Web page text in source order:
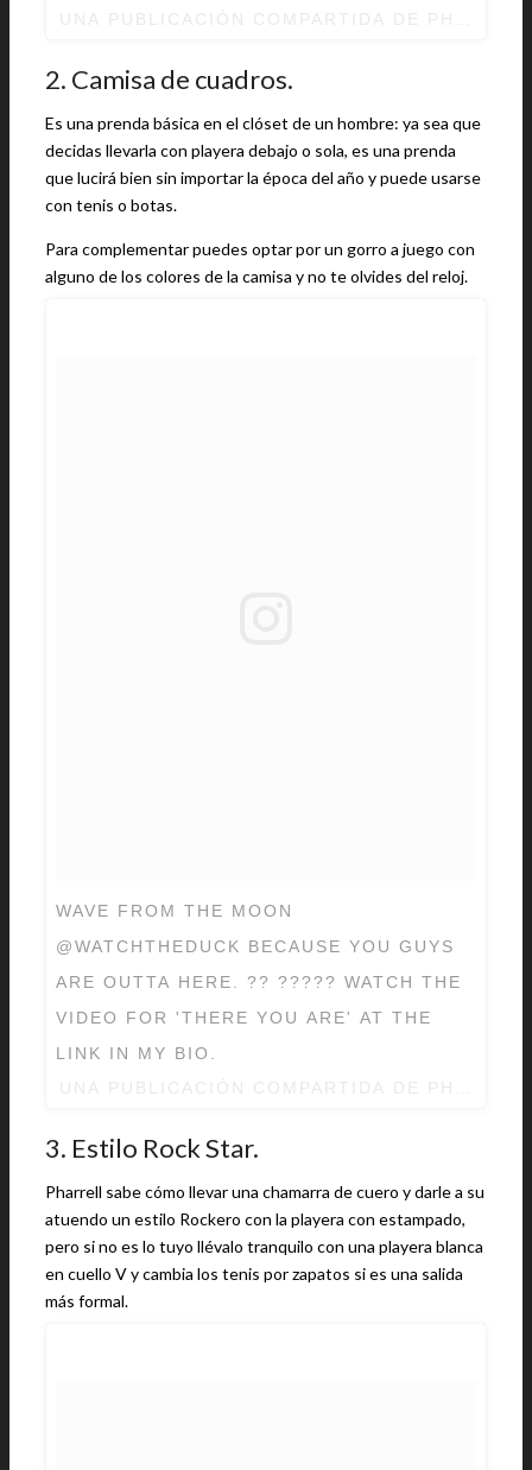
2. Camisa de cuadros.
Es una prenda básica en el clóset de un hombre: ya sea que
decidas llevarla con playera debajo o sola, es una prenda
que lucirá bien sin importar la época del año y puede usarse
con tenis o botas.
Para complementar puedes optar por un gorro a juego con
alguno de los colores de la camisa y no te olvides del reloj.
WAVE FROM THE MOON
@WATCHTHEDUCK BECAUSE YOU GUYS
ARE OUTTA HERE. ?? ????? WATCH THE
VIDEO FOR 'THERE YOU ARE' AT THE
LINK IN MY BIO.
3. Estilo Rock Star.
Pharrell sabe cómo llevar una chamarra de cuero y darle a su
atuendo un estilo Rockero con la playera con estampado,
pero si no es lo tuyo llévalo tranquilo con una playera blanca
en cuello V y cambia los tenis por zapatos si es una salida
más formal.